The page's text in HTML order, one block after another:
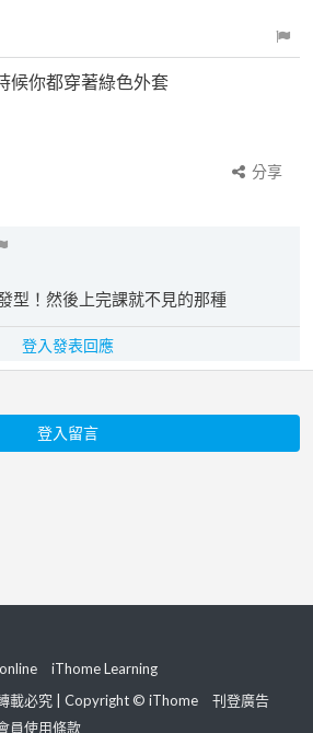
候你都穿著綠色外套
分享
型！然後上完課就不見的那種
登入發表回應
登入留言
iThome Learning
載必究 | Copyright © iThome
刊登廣告
員使用條款